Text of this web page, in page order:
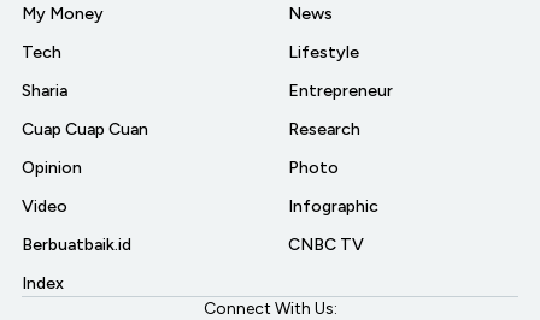
My Money
Tech
Sharia
Cuap Cuap Cuan
Opinion
Video
Berbuatbaik.id
Index
News
Lifestyle
Entrepreneur
Research
Photo
Infographic
CNBC TV
Connect With Us: